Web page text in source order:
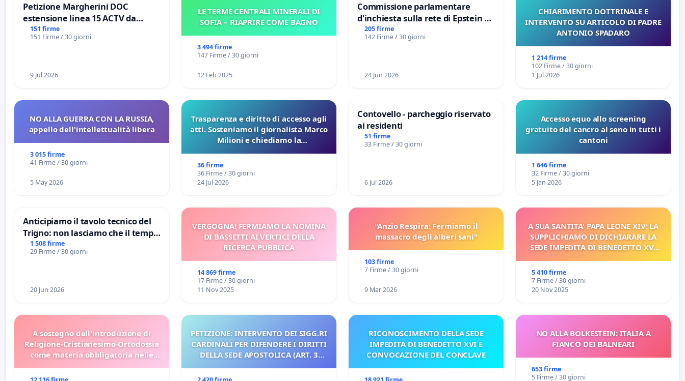
Petizione Margherini DOC
estensione linea 15 ACTV da
Marghera P.zza S. Antonio
all'aeroporto Marco Polo tariffa a
151 firme
151 Firme / 30 giorni
9 Jul 2026
LE TERME CENTRALI MINERALI DI
SOFIA – RIAPRIRE COME BAGNO
3 494 firme
147 Firme / 30 giorni
12 Feb 2025
Commissione parlamentare
d'inchiesta sulla rete di Epstein e
del Mossad: verità sugli Epstein
Files
205 firme
142 Firme / 30 giorni
24 Jun 2026
CHIARIMENTO DOTTRINALE E
INTERVENTO SU ARTICOLO DI PADRE
ANTONIO SPADARO
1 214 firme
102 Firme / 30 giorni
1 Jul 2026
NO ALLA GUERRA CON LA RUSSIA,
appello dell'intellettualità libera
3 015 firme
41 Firme / 30 giorni
5 May 2026
Trasparenza e diritto di accesso agli
atti. Sosteniamo il giornalista Marco
Milioni e chiediamo la
sulla Pedemontana Veneta
36 firme
36 Firme / 30 giorni
24 Jul 2026
Contovello - parcheggio riservato
ai residenti
51 firme
33 Firme / 30 giorni
6 Jul 2026
Accesso equo allo screening
gratuito del cancro al seno in tutti i
cantoni
1 646 firme
32 Firme / 30 giorni
5 Jan 2026
Anticipiamo il tavolo tecnico del
Trigno: non lasciamo che il tempo
rallenti le ricerche di Domenico
Racanati
1 508 firme
29 Firme / 30 giorni
20 Jun 2026
VERGOGNA! FERMIAMO LA NOMINA
DI BASSETTI AI VERTICI DELLA
RICERCA PUBBLICA
14 869 firme
17 Firme / 30 giorni
11 Nov 2025
"Anzio Respira: Fermiamo il
massacro degli alberi sani"
103 firme
7 Firme / 30 giorni
9 Mar 2026
A SUA SANTITA' PAPA LEONE XIV: LA
SUPPLICHIAMO DI DICHIARARE LA
SEDE IMPEDITA DI BENEDETTO XVI
5 410 firme
7 Firme / 30 giorni
20 Nov 2025
A sostegno dell'introduzione di
Religione-Cristianesimo-Ortodossia
come materia obbligatoria nelle
PETIZIONE: INTERVENTO DEI SIGG.RI
CARDINALI PER DIFENDERE I DIRITTI
DELLA SEDE APOSTOLICA (ART. 3
RICONOSCIMENTO DELLA SEDE
IMPEDITA DI BENEDETTO XVI E
CONVOCAZIONE DEL CONCLAVE
NO ALLA BOLKESTEIN: ITALIA A
FIANCO DEI BALNEARI
653 firme
5 Firme / 30 giorni